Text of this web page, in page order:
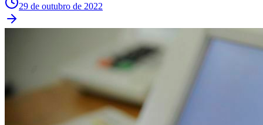
Bundesliga
29 de outubro de 2022